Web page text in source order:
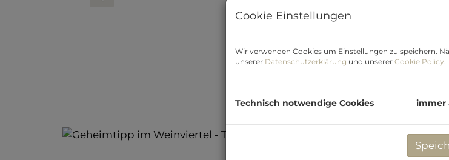
Cookie Einstellungen
Wir verwenden Cookies um Einstellungen zu speichern.
unserer Datenschutzerklärung und unserer Cookie Policy.
Technisch notwendige Cookies immer